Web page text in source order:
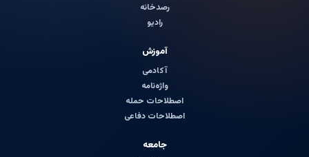
رصدخانه
رادیو
آموزش
آکادمی
واژه‌نامه
اصطلاحات حمله
اصطلاحات دفاعی
جامعه